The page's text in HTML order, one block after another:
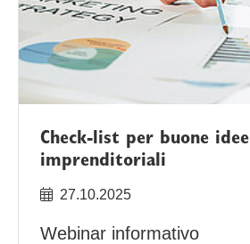
Check-list per buone idee
imprenditoriali
27.10.2025
Webinar informativo